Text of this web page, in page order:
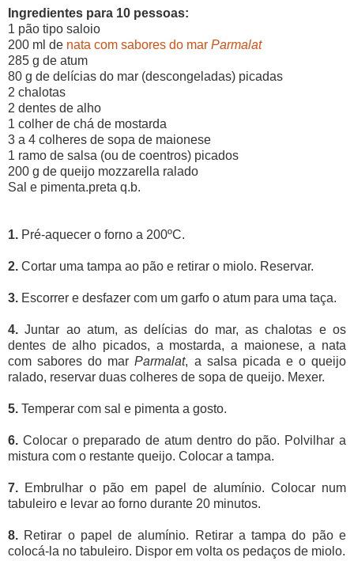
Ingredientes para 10 pessoas:
1 pão tipo saloio
200 ml de nata com sabores do mar Parmalat
285 g de atum
80 g de delícias do mar (descongeladas) picadas
2 chalotas
2 dentes de alho
1 colher de chá de mostarda
3 a 4 colheres de sopa de maionese
1 ramo de salsa (ou de coentros) picados
200 g de queijo mozzarella ralado
Sal e pimenta.preta q.b.
1. Pré-aquecer o forno a 200ºC.
2. Cortar uma tampa ao pão e retirar o miolo. Reservar.
3. Escorrer e desfazer com um garfo o atum para uma taça.
4. Juntar ao atum, as delícias do mar, as chalotas e os
dentes de alho picados, a mostarda, a maionese, a nata
com sabores do marParmalat, a salsa picada e o queijo
ralado, reservar duas colheres de sopa de queijo. Mexer.
5. Temperar com sal e pimenta a gosto.
6. Colocar o preparado de atum dentro do pão. Polvilhar a
mistura com o restante queijo. Colocar a tampa.
7. Embrulhar o pão em papel de alumínio. Colocar num
tabuleiro e levar ao forno durante 20 minutos.
8. Retirar o papel de alumínio. Retirar a tampa do pão e
colocá-la no tabuleiro. Dispor em volta os pedaços de miolo.